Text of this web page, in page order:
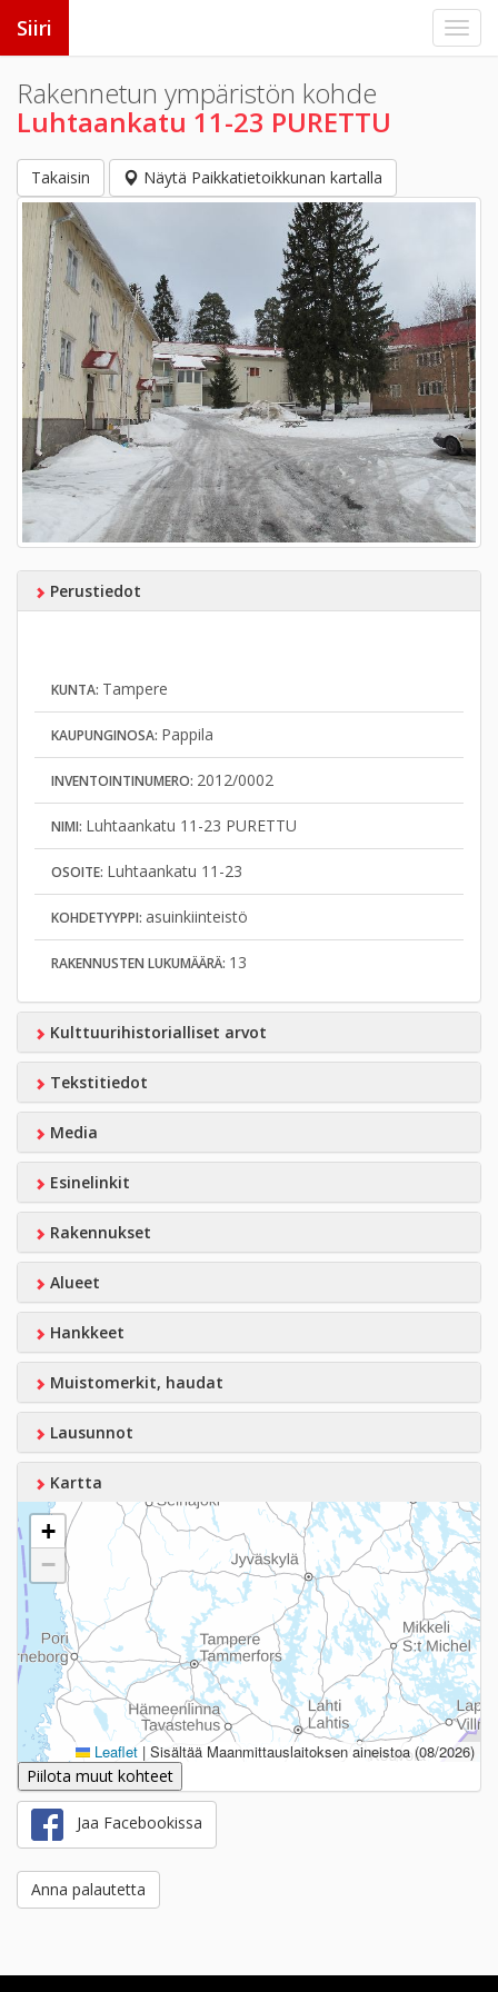
Siiri
Rakennetun ympäristön kohde
Luhtaankatu 11-23 PURETTU
Takaisin Näytä Paikkatietoikkunan kartalla
Perustiedot
KUNTA: Tampere
KAUPUNGINOSA: Pappila
INVENTOINTINUMERO: 2012/0002
NIMI: Luhtaankatu 11-23 PURETTU
OSOITE: Luhtaankatu 11-23
KOHDETYYPPI: asuinkiinteistö
RAKENNUSTEN LUKUMÄÄRÄ: 13
Kulttuurihistorialliset arvot
Tekstitiedot
Media
Esinelinkit
Rakennukset
Alueet
Hankkeet
Muistomerkit, haudat
Lausunnot
Kartta
+
−
Leaflet | Sisältää Maanmittauslaitoksen aineistoa (08/2026)
Piilota muut kohteet
Jaa Facebookissa
Anna palautetta